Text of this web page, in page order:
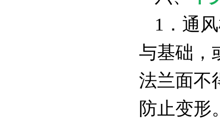
1．通
与基础，
法兰面不
防止变形